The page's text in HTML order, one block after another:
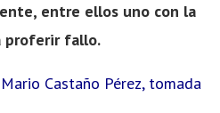
entre ellos uno con la
proferir fallo.
Castaño Pérez, tomada